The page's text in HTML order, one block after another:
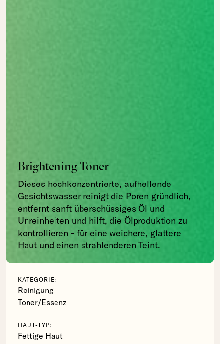
Brightening Toner
Dieses hochkonzentrierte, aufhellende
Gesichtswasser reinigt die Poren gründlich,
entfernt sanft überschüssiges Öl und
Unreinheiten und hilft, die Ölproduktion zu
kontrollieren - für eine weichere, glattere
Haut und einen strahlenderen Teint.
KATEGORIE:
Reinigung
Toner/Essenz
HAUT-TYP:
Fettige Haut